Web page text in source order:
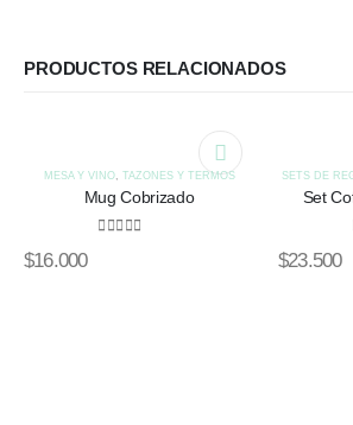
PRODUCTOS RELACIONADOS
MESA Y VINO, TAZONES Y TERMOS
Mug Cobrizado
$16.000
SETS DE
Set
$23.500